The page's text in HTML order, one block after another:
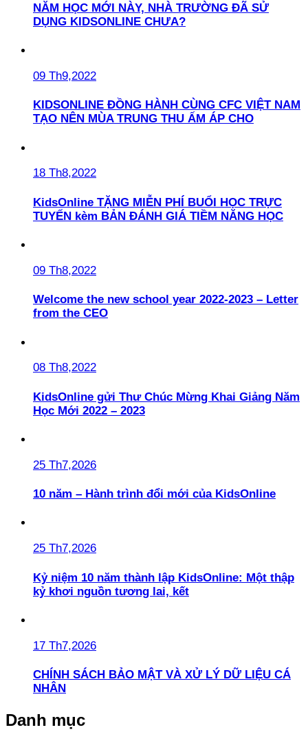
NĂM HỌC MỚI NÀY, NHÀ TRƯỜNG ĐÃ SỬ
DỤNG KIDSONLINE CHƯA?
09 Th9,2022
KIDSONLINE ĐỒNG HÀNH CÙNG CFC VIỆT NAM
TẠO NÊN MÙA TRUNG THU ẤM ÁP CHO
18 Th8,2022
KidsOnline TẶNG MIỄN PHÍ BUỔI HỌC TRỰC
TUYẾN kèm BẢN ĐÁNH GIÁ TIỀM NĂNG HỌC
09 Th8,2022
Welcome the new school year 2022-2023 – Letter
from the CEO
08 Th8,2022
KidsOnline gửi Thư Chúc Mừng Khai Giảng Năm
Học Mới 2022 – 2023
25 Th7,2026
10 năm – Hành trình đổi mới của KidsOnline
25 Th7,2026
Kỷ niệm 10 năm thành lập KidsOnline: Một thập
kỷ khơi nguồn tương lai, kết
17 Th7,2026
CHÍNH SÁCH BẢO MẬT VÀ XỬ LÝ DỮ LIỆU CÁ
NHÂN
Danh mục